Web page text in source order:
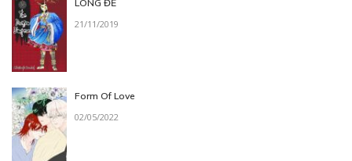
LONG ĐẾ
21/11/2019
Form Of Love
02/05/2022